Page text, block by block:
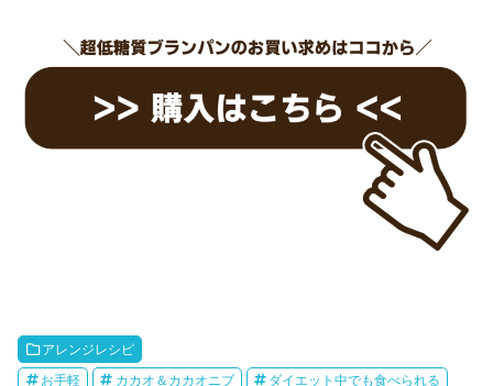
アレンジレシピ
お手軽 カカオ＆カカオニブ ダイエット中でも食べられる